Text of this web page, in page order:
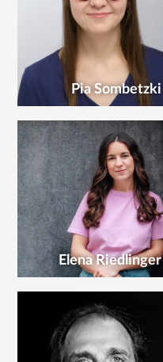
Pia Sombetzki
Elena Riedlinger